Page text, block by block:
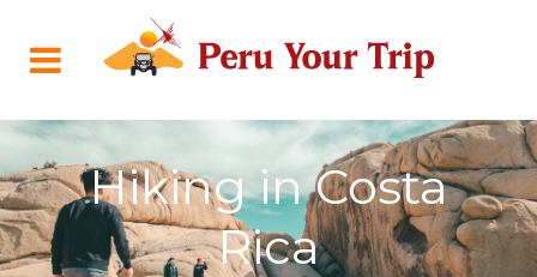
Hiking in Costa
Rica